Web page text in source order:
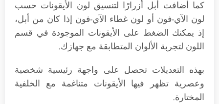
كما أضافت أبل أزرارًا لتنسيق لون الأيقونات حسب
لون الآي-فون أو لون غطاء الآي-فون إذا كان من أبل،
إذ يمكنك الضغط على الأيقونات الموجودة في قسم
اللون لتجربة الألوان المتطابقة مع جهازك.
بهذه التعديلات تحصل على واجهة رئيسية شخصية
وعصرية تظهر فيها الأيقونات متناغمة مع الخلفية
المختارة.